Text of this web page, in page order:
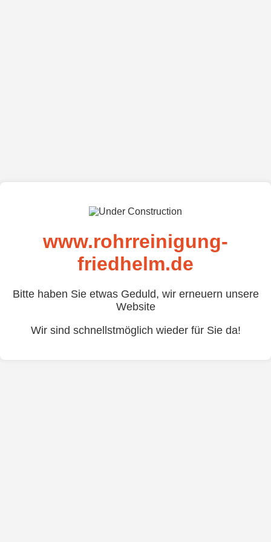
www.rohrreinigung-
friedhelm.de
Bitte haben Sie etwas Geduld, wir erneuern unsere
Website
Wir sind schnellstmöglich wieder für Sie da!